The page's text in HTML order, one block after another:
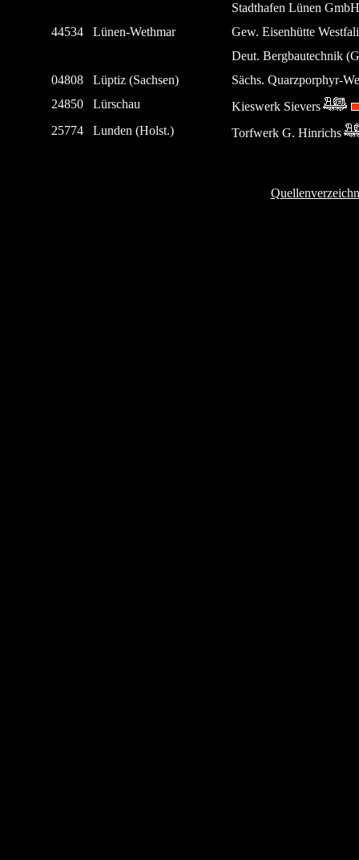
Stadthafen Lünen
44534
Lünen-Wethmar
Gew. Eisenhütte
Deut. Bergbautechnik
04808
Lüptiz (Sachsen)
Sächs. Quarzporphyr-
24850
Lürschau
Kieswerk Sievers
25774
Lunden (Holst.) Torfwerk G. Hinrichs